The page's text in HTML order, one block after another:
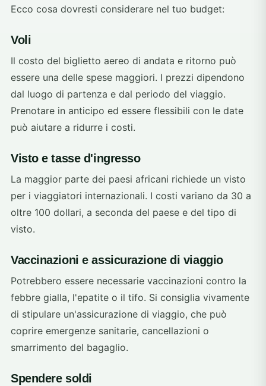
Ecco cosa dovresti considerare nel tuo budget:
Voli
Il costo del biglietto aereo di andata e ritorno può
essere una delle spese maggiori. I prezzi dipendono
dal luogo di partenza e dal periodo del viaggio.
Prenotare in anticipo ed essere flessibili con le date
può aiutare a ridurre i costi.
Visto e tasse d'ingresso
La maggior parte dei paesi africani richiede un visto
per i viaggiatori internazionali. I costi variano da 30 a
oltre 100 dollari, a seconda del paese e del tipo di
visto.
Vaccinazioni e assicurazione di viaggio
Potrebbero essere necessarie vaccinazioni contro la
febbre gialla, l'epatite o il tifo. Si consiglia vivamente
di stipulare un'assicurazione di viaggio, che può
coprire emergenze sanitarie, cancellazioni o
smarrimento del bagaglio.
Spendere soldi